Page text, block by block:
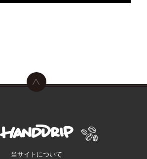
当サイトについて